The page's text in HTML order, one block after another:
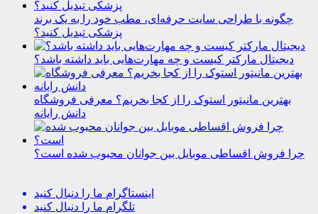
چگونه با طراحی سایت حرفه‌ای، مطب خود را به یک برند
پزشکی تبدیل کنید؟
دیجیتال مارکتر کیست و چه مهارت‌هایی باید داشته باشد؟
بهترین مانیتور استوک را از کجا بخریم؟ معرفی فروشگاه
دانش رایانه
چرا فروش اقساطی موبایل بین جوانان محبوب شده است؟
اینستاگرام ما را دنبال کنید
تلگرام ما را دنبال کنید